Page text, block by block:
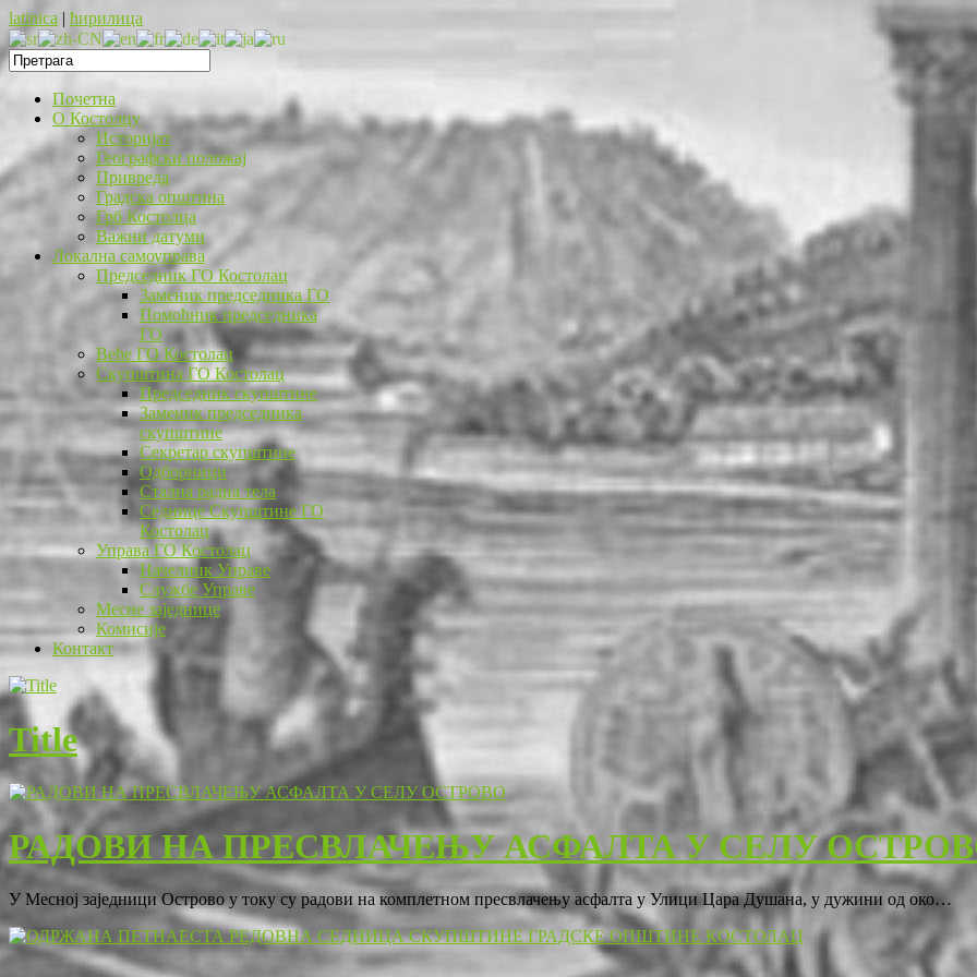
latinica | ћирилица
Почетна
O Костолцу
Историјат
Географски положај
Привреда
Градска општина
Грб Костолца
Важни датуми
Локална самоуправа
Председник ГО Костолац
Заменик председника ГО
Помоћник председника
ГО
Веће ГО Костолац
Скупштина ГО Костолац
Председник скупштине
Заменик председника
скупштине
Секретар скупштине
Одборници
Стална радна тела
Седнице Скупштине ГО
Костолац
Управа ГО Костолац
Начелник Управе
Службе Управе
Месне заједнице
Комисије
Контакт
Title
РАДОВИ НА ПРЕСВЛАЧЕЊУ АСФАЛТА У СЕЛУ
У Месној заједници Острово у току су радови на комплетном пресвлачењу асфалта у Улици Цара Душана, у дужини од око…